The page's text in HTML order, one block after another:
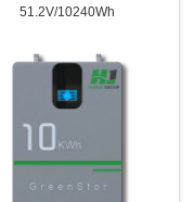
51.2V/10240Wh